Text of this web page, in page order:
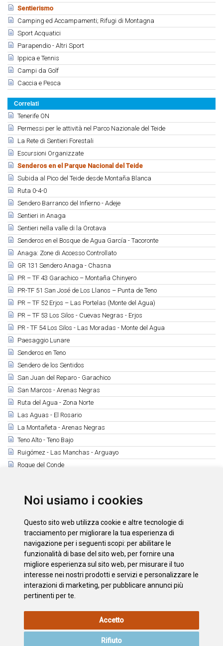
Noi usiamo i cookies
Questo sito web utilizza cookie e altre tecnologie di
tracciamento per migliorare la tua esperienza di
navigazione per i seguenti scopi: per abilitare le
funzionalità di base del sito web, per fornire una
migliore esperienza sul sito web, per misurare il tuo
interesse nei nostri prodotti e servizi e personalizzare le
interazioni di marketing, per pubblicare annunci più
pertinenti per te
Accetto
Rifiuto
Sentierismo
Camping ed Accampamenti; Rifugi di Montagna
Sport Acquatici
Parapendio - Altri Sport
Ippica e Tennis
Campi da Golf
Caccia e Pesca
Correlati
Tenerife ON
Permessi per le attività nel Parco Nazionale del Teide
La Rete di Sentieri Forestali
Escursioni Organizzate
Senderos en el Parque Nacional del Teide
Subida al Pico del Teide desde Montaña Blanca
Ruta 0-4-0
Sendero Barranco del Infierno - Adeje
Sentieri in Anaga
Sentieri nella valle di la Orotava
Senderos en el Bosque de Agua García - Tacoronte
Anaga: Zone di Accesso Controllato
GR 131 Sendero Anaga - Chasna
PR – TF 43 Garachico – Montaña Chinyero
PR-TF 51 San José de Los Llanos – Punta de Teno
PR – TF 52 Erjos – Las Portelas (Monte del Agua)
PR – TF 53 Los Silos - Cuevas Negras - Erjos
PR - TF 54 Los Silos - Las Moradas - Monte del Agua
Paesaggio Lunare
Senderos en Teno
Sendero de los Sentidos
San Juan del Reparo - Garachico
San Marcos - Arenas Negras
Ruta del Agua - Zona Norte
Las Aguas - El Rosario
La Montañeta - Arenas Negras
Teno Alto - Teno Bajo
Ruigómez - Las Manchas - Arguayo
Roque del Conde
Camino Real de Fasnia
Observación de Aves
Scarica
Mapa de 41 senderos en el Parque Nacional del Teide
INFORMAZIONI
MAPPA